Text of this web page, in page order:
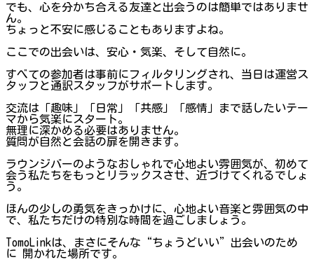
でも、心を分かち合える友達と出会うのは簡単ではありませ
ん。
ちょっと不安に感じることもありますよね。
ここでの出会いは、安心・気楽、そして自然に。
すべての参加者は事前にフィルタリングされ、当日は運営ス
タッフと通訳スタッフがサポートします。
交流は「趣味」「日常」「共感」「感情」まで話したいテー
マから気楽にスタート。
無理に深かめる必要はありません。
質問が自然と会話の扉を開きます。
ラウンジバーのようなおしゃれで心地よい雰囲気が、初めて
会う私たちをもっとリラックスさせ、近づけてくれるでしょ
う。
ほんの少しの勇気をきっかけに、心地よい音楽と雰囲気の中
で、私たちだけの特別な時間を過ごしましょう。
TomoLinkは、まさにそんな“ちょうどいい”出会いのため
に 開かれた場所です。